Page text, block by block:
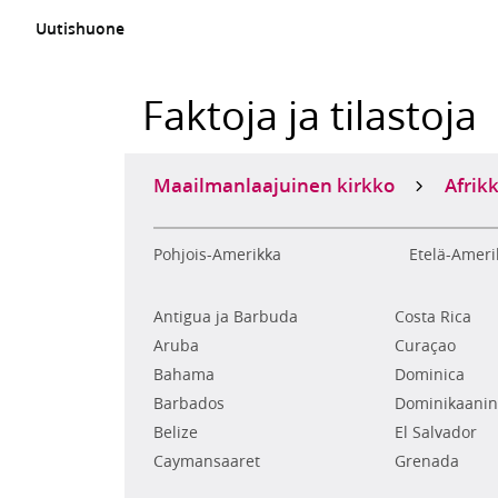
Uutishuone
Faktoja ja tilastoja
Maailmanlaajuinen kirkko
Pohjois-Amerikka Etelä-
Antigua ja Barbuda
Aruba
Bahama
Barbados
Belize
Caymansaaret
Costa Rica
Curaçao
Dominica
El Salvador
Grenada